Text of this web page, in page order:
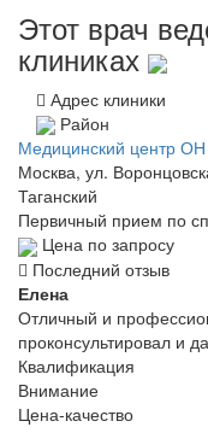
Этот врач
клиниках
Адрес клиники
Район
Медицинский центр
Москва, ул.
Таганский
Первичный прием по
Цена по запросу
Последний отзыв
Елена
Отличный и
проконсультировал и
Квалификация
Внимание
Цена-качество